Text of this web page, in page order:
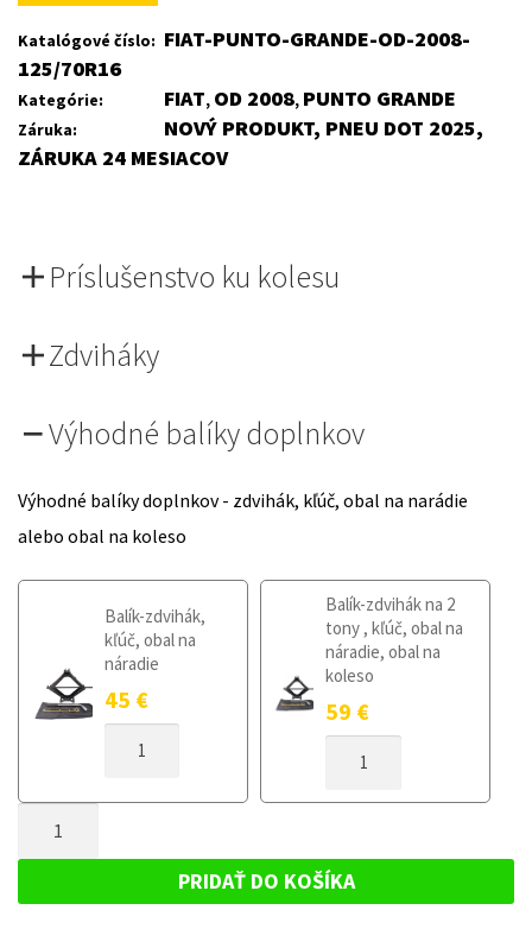
168 €.
143 €.
Katalógové číslo: FIAT-PUNTO-GRANDE-OD-2008-
125/70R16
Kategórie: FIAT, OD 2008, PUNTO GRANDE
Záruka:
NOVÝ PRODUKT, PNEU DOT 2025,
ZÁRUKA 24 MESIACOV
Príslušenstvo ku kolesu
Zdviháky
Výhodné balíky doplnkov
Výhodné balíky doplnkov - zdvihák, kľúč, obal na narádie
alebo obal na koleso
Balík-zdvihák,
kľúč, obal na
náradie
45 €
DOJAZDOVÉ
FIAT
GRANDE
2008
Balík-zdvihák na 2
tony , kľúč, obal na
náradie, obal na
koleso
59 €
DOJAZDOVÉ
GRANDE
OD
FIAT
PRIDAŤ DO KOŠÍKA